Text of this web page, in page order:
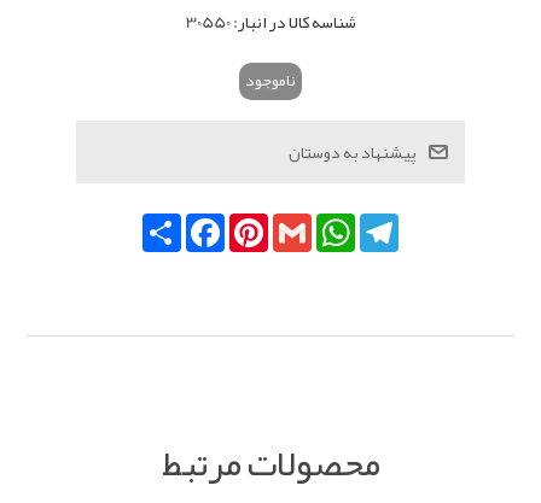
شناسه کالا در انبار:30550
ناموجود
اشتراکFacebookPinterestGmail
WhatsAppTelegram
محصولات مرتبط